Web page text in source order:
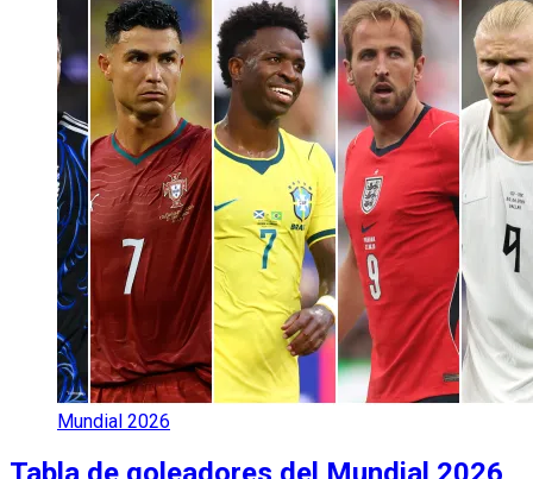
Mundial 2026